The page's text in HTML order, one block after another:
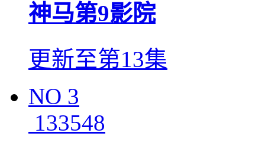
神马第9影院
更新至第13集
NO 3
133548